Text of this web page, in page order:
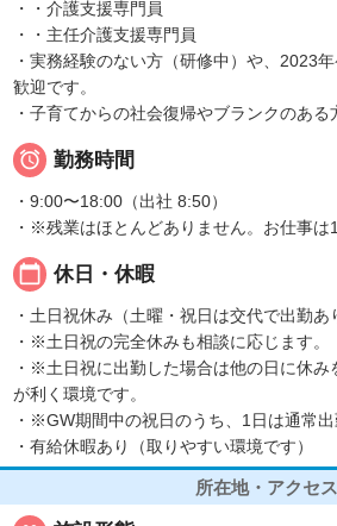
・・介護支援専門員
・・主任介護支援専門員
・実務経験のない方（研修中）や、2023
歓迎です。
・子育てからの社会復帰やブランクのある
 勤務時間
・9:00〜18:00（出社 8:50）
・※残業はほとんどありません。お仕事は
calendar_today 休日・休暇
・土日祝休み（土曜・祝日は交代で出勤あ
・※土日祝の完全休みも相談に応じます。
・※土日祝に出勤した場合は他の日に休み
が利く環境です。
・※GW期間中の祝日のうち、1日は通常出
・有給休暇あり（取りやすい環境です）
所在地・アクセス